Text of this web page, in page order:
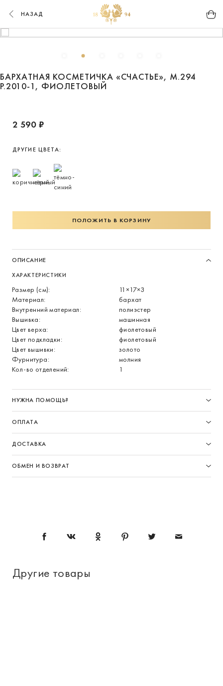
НАЗАД
БАРХАТНАЯ КОСМЕТИЧКА «СЧАСТЬЕ», М.294
Р.2010-1, ФИОЛЕТОВЫЙ
2 590 ₽
ДРУГИЕ ЦВЕТА:
ПОЛОЖИТЬ В КОРЗИНУ
ОПИСАНИЕ
ХАРАКТЕРИСТИКИ
Размер (см):
11×17×3
Материал:
бархат
Внутренний материал:
полиэстер
Вышивка:
машинная
Цвет верха:
фиолетовый
Цвет подкладки:
фиолетовый
Цвет вышивки:
золото
Фурнитура:
молния
Кол-во отделений:
1
НУЖНА ПОМОЩЬ?
ОПЛАТА
ДОСТАВКА
ОБМЕН И ВОЗВРАТ
Другие товары